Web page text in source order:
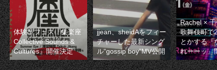
体験型フェス『集楽座
Collective Sounds &
Cultures』開催決定
jjean、sheidAをフィー
チャーした最新シング
ル“gossip boy”MV公開
Rachel ×
歌舞伎町で
とかする『
れーーッ』